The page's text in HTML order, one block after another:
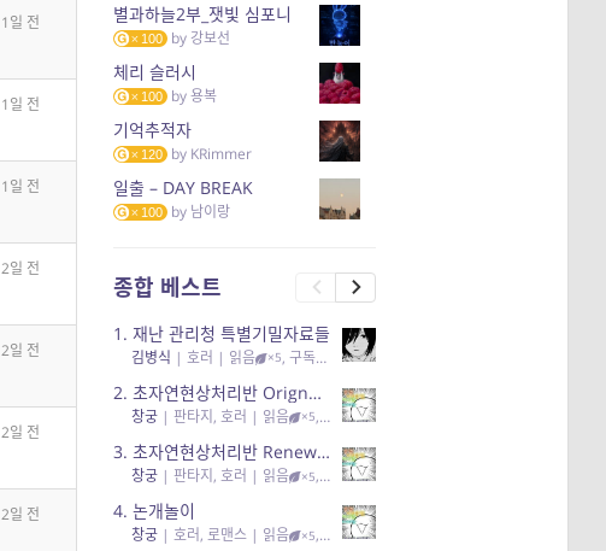
1일 전
1일 전
1일 전
2일 전
2일 전
2일 전
2일 전
별과하늘2부_잿빛 심포니
100 by 강보선
체리 슬러시
100 by용복
기억추적자
120 by KRimmer
일출 – DAY BREAK
100 by 남이랑
종합 베스트
1. 재난 관리청 특별기밀자료들
김병식 | 호러 | 읽음 ×5, 구독 , 응원96, 리뷰3
2. 초자연현상처리반 Orignal + True Ending
창궁 | 판타지, 호러 | 읽음 ×5, 구독 , 응원6
3. 초자연현상처리반 Renewal
창궁 | 판타지, 호러 | 읽음 ×5, 구독 , 응원82, 리뷰4
4. 논개놀이
창궁 | 호러, 로맨스 | 읽음 ×5, 공감11, 응원25